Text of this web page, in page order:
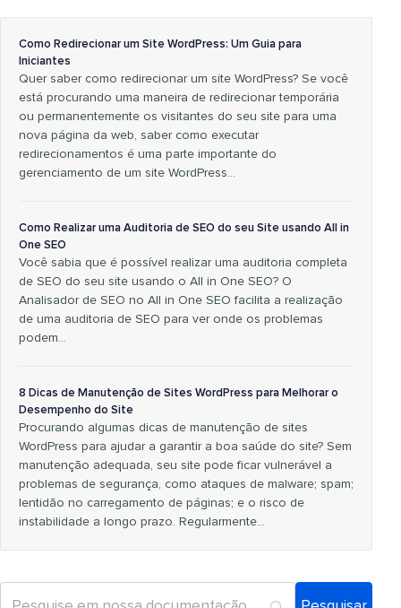
Como Redirecionar um Site WordPress: Um Guia para
Iniciantes
Quer saber como redirecionar um site WordPress? Se você
está procurando uma maneira de redirecionar temporária
ou permanentemente os visitantes do seu site para uma
nova página da web, saber como executar
redirecionamentos é uma parte importante do
gerenciamento de um site WordPress…
Como Realizar uma Auditoria de SEO do seu Site usando All in
One SEO
Você sabia que é possível realizar uma auditoria completa
de SEO do seu site usando o All in One SEO? O
Analisador de SEO no All in One SEO facilita a realização
de uma auditoria de SEO para ver onde os problemas
podem…
8 Dicas de Manutenção de Sites WordPress para Melhorar o
Desempenho do Site
Procurando algumas dicas de manutenção de sites
WordPress para ajudar a garantir a boa saúde do site? Sem
manutenção adequada, seu site pode ficar vulnerável a
problemas de segurança, como ataques de malware; spam;
lentidão no carregamento de páginas; e o risco de
instabilidade a longo prazo. Regularmente…